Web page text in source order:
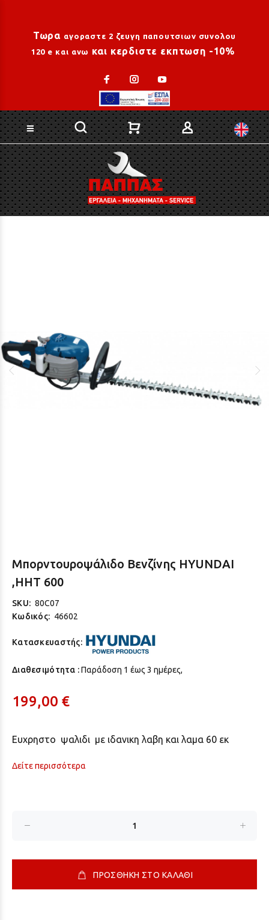
Τωρα αγοραστε 2 ζευγη παπουτσιων συνολου
120 e και ανω και κερδιστε εκπτωση -10%
Μπορντουροψάλιδο Βενζίνης HYUNDAI
,HHT 600
SKU: 80C07
Κωδικός: 46602
Κατασκευαστής:
Διαθεσιμότητα :Παράδoση 1 έως 3 ημέρες,
199,00 €
Eυχρηστο ψαλιδι με ιδανικη λαβη και λαμα 60 εκ
Δείτε περισσότερα
ΠΡΟΣΘΗΚΗ ΣΤΟ ΚΑΛΑΘΙ